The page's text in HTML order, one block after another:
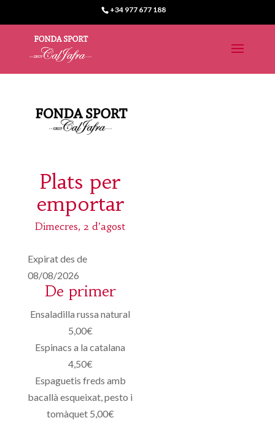
+34 977 677 188
Plats per
emportar
Dimecres, 2 d’agost
Expirat des de
08/08/2026
De primer
Ensaladilla russa natural
5,00€
Espinacs a la catalana
4,50€
Espaguetis freds amb
bacallà esqueixat, pesto i
tomàquet 5,00€